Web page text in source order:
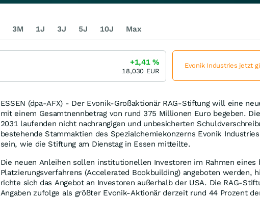
ESSEN (dpa-AFX) - Der Evonik-Großaktionär RAG-Stiftung will eine
mit einem Gesamtnennbetrag von rund 375 Millionen Euro begeben.
2031 laufenden nicht nachrangigen und unbesicherten
bestehende Stammaktien des Spezialchemiekonzerns Evonik
sein, wie die Stiftung am Dienstag in Essen mitteilte.
Die neuen Anleihen sollen institutionellen Investoren im Rahmen eines
Platzierungsverfahrens (Accelerated Bookbuilding) angeboten werden,
richte sich das Angebot an Investoren außerhalb der USA. Die RAG-
Angaben zufolge als größter Evonik-Aktionär derzeit rund 44 Prozent
3M 1J 3J 5J 10J Max
+1,41%
18,030 EUR
Evonik Industries jetzt